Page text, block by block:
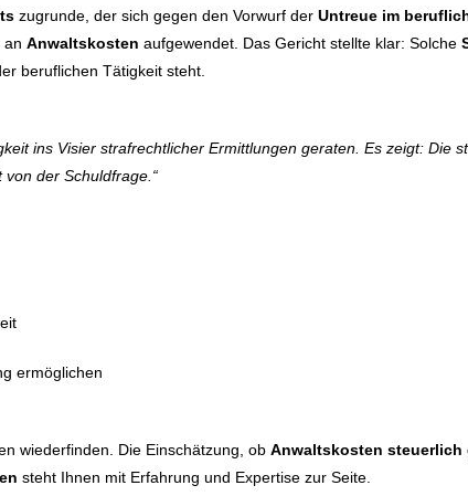
zugrunde, der sich gegen den Vorwurf der Untreue im
an Anwaltskosten aufgewendet. Das Gericht stellte klar: Solche
beruflichen Tätigkeit steht.
ins Visier strafrechtlicher Ermittlungen geraten. Es zeigt: Die
der Schuldfrage.“
ermöglichen
wiederfinden. Die Einschätzung, ob Anwaltskosten steuerlich
steht Ihnen mit Erfahrung und Expertise zur Seite.